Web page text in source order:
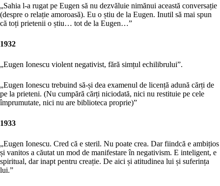
„Sahia l-a rugat pe Eugen să nu dezvăluie nimănui această conversație
(despre o relație amoroasă). Eu o știu de la Eugen. Inutil să mai spun
că toți prietenii o știu… tot de la Eugen…”
1932
„Eugen Ionescu violent negativist, fără simțul echilibrului”.
„Eugen Ionescu trebuind să-și dea examenul de licență adună cărți de
pe la prieteni. (Nu cumpără cărți niciodată, nici nu restituie pe cele
împrumutate, nici nu are biblioteca proprie)”
1933
„Eugen Ionescu. Cred că e steril. Nu poate crea. Dar fiindcă e ambițios
și vanitos a căutat un mod de manifestare în negativism. E inteligent, e
spiritual, dar inapt pentru creație. De aici și atitudinea lui și suferința
lui.”